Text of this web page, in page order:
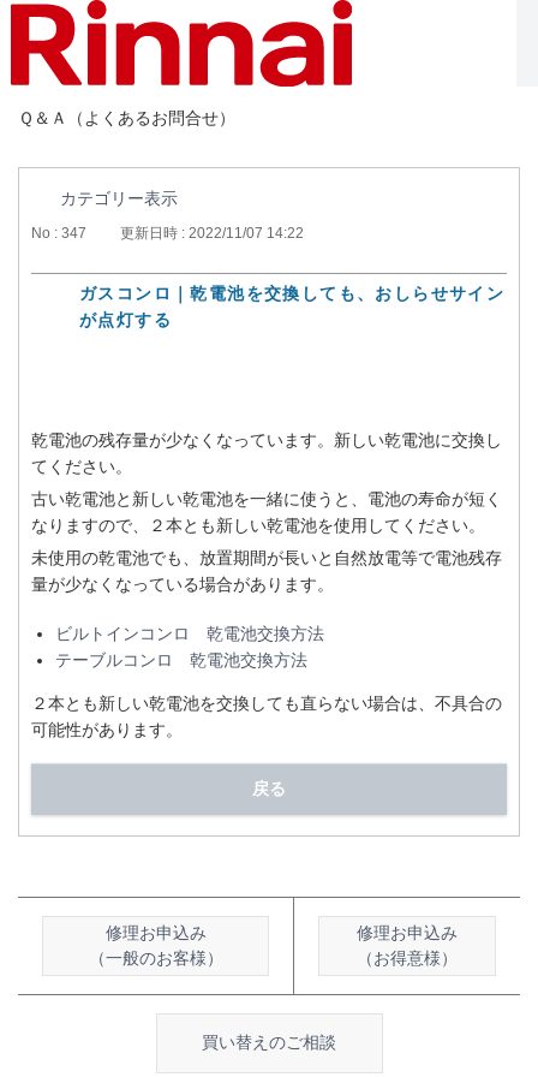
Ｑ＆Ａ（よくあるお問合せ）
カテゴリー表示
No : 347 更新日時 : 2022/11/07 14:22
ガスコンロ｜乾電池を交換しても、おしらせサイン
が点灯する
乾電池の残存量が少なくなっています。新しい乾電池に交換し
てください。
古い乾電池と新しい乾電池を一緒に使うと、電池の寿命が短く
なりますので、２本とも新しい乾電池を使用してください。
未使用の乾電池でも、放置期間が長いと自然放電等で電池残存
量が少なくなっている場合があります。
ビルトインコンロ 乾電池交換方法
テーブルコンロ 乾電池交換方法
２本とも新しい乾電池を交換しても直らない場合は、不具合の
可能性があります。
戻る
修理お申込み
（一般のお客様）
修理お申込み
（お得意様）
買い替えのご相談